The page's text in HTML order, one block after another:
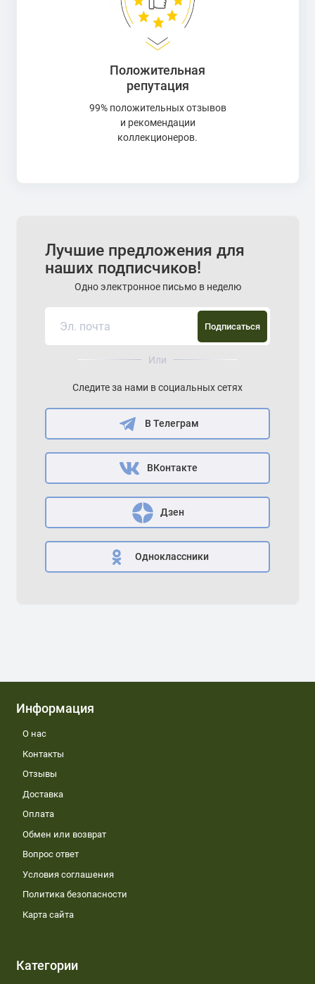
Положительная
репутация
99% положительных отзывов
и рекомендации
коллекционеров.
Лучшие предложения для
наших подписчиков!
Одно электронное письмо в неделю
Подписаться
Или
Следите за нами в социальных сетях
В Телеграм
ВКонтакте
Дзен
Одноклассники
Информация
О нас
Контакты
Отзывы
Доставка
Оплата
Обмен или возврат
Вопрос ответ
Условия соглашения
Политика безопасности
Карта сайта
Категории